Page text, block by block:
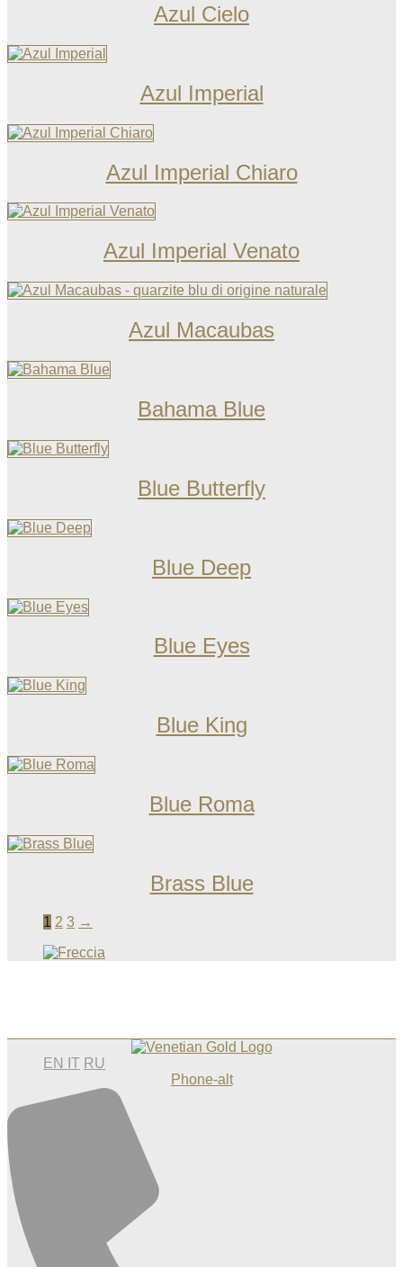
Azul Cielo
Azul Imperial
Azul Imperial Chiaro
Azul Imperial Venato
Azul Macaubas
Bahama Blue
Blue Butterfly
Blue Deep
Blue Eyes
Blue King
Blue Roma
Brass Blue
1 2 3 →
EN IT RU
Phone-alt